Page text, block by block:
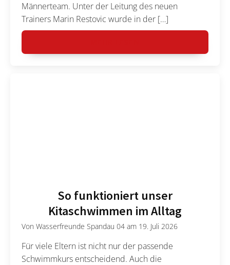
Männerteam. Unter der Leitung des neuen
Trainers Marin Restovic wurde in der […]
So funktioniert unser
Kitaschwimmen im Alltag
VonWasserfreunde Spandau 04 am 19. Juli 2026
Für viele Eltern ist nicht nur der passende
Schwimmkurs entscheidend. Auch die